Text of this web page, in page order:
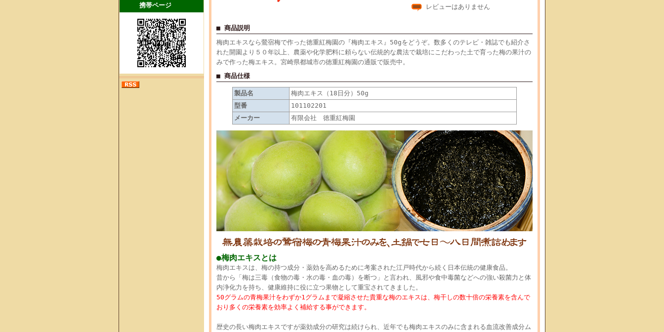
携帯ページ
レビューはありません
■ 商品説明
梅肉エキスなら鶯宿梅で作った徳重紅梅園の『梅肉エキス』50gをどうぞ。数多くのテレビ・雑誌でも紹介さ
れた開園より５０年以上、農薬や化学肥料に頼らない伝統的な農法で栽培にこだわった土で育った梅の果汁の
みで作った梅エキス。宮崎県都城市の徳重紅梅園の通販で販売中。
■ 商品仕様
製品名
梅肉エキス（18日分）50g
型番
101102201
メーカー
有限会社 徳重紅梅園
●梅肉エキスとは
梅肉エキスは、梅の持つ成分・薬効を高めるために考案された江戸時代から続く日本伝統の健康食品。
昔から「梅は三毒（食物の毒・水の毒・血の毒）を断つ」と言われ、風邪や食中毒菌などへの強い殺菌力と体
内浄化力を持ち、健康維持に役に立つ果物として重宝されてきました。
50グラムの青梅果汁をわずか1グラムまで凝縮させた貴重な梅のエキスは、梅干しの数十倍の栄養素を含んで
おり多くの栄養素を効率よく補給する事ができます。
歴史の長い梅肉エキスですが薬効成分の研究は続けられ、近年でも梅肉エキスのみに含まれる血流改善成分ム